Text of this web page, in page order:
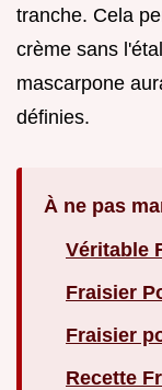
tranche. Cela
crème sans
mascarpone
définies.
À ne pas
Véritable
Fraisier
Fraisier
Recette